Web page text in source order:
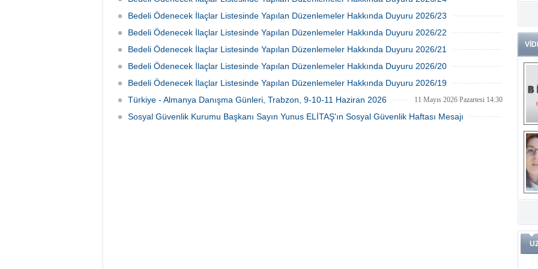
duyuru yayımlandı.
24 Haziran 2026 Çarşamba 16:45
Bedeli Ödenecek İlaçlar Listesinde Yapılan Düzenlemeler Hakkında Duyuru 2026/23
17 Haziran 2026 Çarşamba 11:45
Bedeli Ödenecek İlaçlar Listesinde Yapılan Düzenlemeler Hakkında Duyuru 2026/22
10 Haziran 2026 Çarşamba 11:03
Bedeli Ödenecek İlaçlar Listesinde Yapılan Düzenlemeler Hakkında Duyuru 2026/21
03 Haziran 2026 Çarşamba 16:56
Bedeli Ödenecek İlaçlar Listesinde Yapılan Düzenlemeler Hakkında Duyuru 2026/20
20 Mayıs 2026 Çarşamba 17:08
Bedeli Ödenecek İlaçlar Listesinde Yapılan Düzenlemeler Hakkında Duyuru 2026/19
13 Mayıs 2026 Çarşamba 14:29
Türkiye - Almanya Danışma Günleri, Trabzon, 9-10-11 Haziran 2026 11 Mayıs 2026 Pazartesi 14:30
Sosyal Güvenlik Kurumu Başkanı Sayın Yunus ELİTAŞ'ın Sosyal Güvenlik Haftası Mesajı